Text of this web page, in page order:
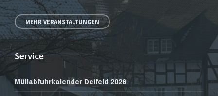
MEHR VERANSTALTUNGEN
Service
Müllabfuhrkalender Deifeld 2026